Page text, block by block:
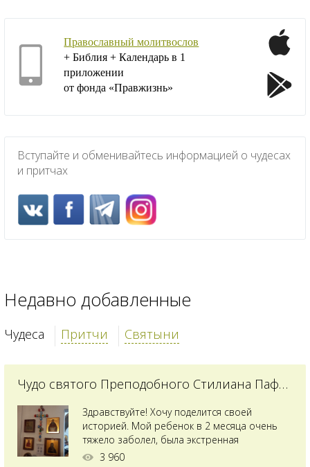
монастырь, куда 9 июля после 60 лет странствий за
рубежом вернулась чудотворная Тихвинская икона
Богородицы, остающаяся палладиумом Российского
государства.
День памяти Тихвинской иконы Божией Матери
Православный молитвослов
+ Библия + Календарь в 1
приложении
от фонда «Правжизнь»
Вступайте и обменивайтесь информацией о чудесах
и притчах
Недавно добавленные
Чудеса Притчи Святыни
Чудо святого Преподобного Стилиана Пафлагонского
Здравствуйте! Хочу поделится своей
историей. Мой ребенок в 2 месяца очень
тяжело заболел, была экстренная
сложнейшая операция, состояние после
3 960